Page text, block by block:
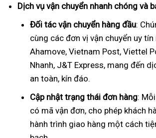
Dịch vụ vận chuyển nhanh chóng và
Đối tác vận chuyển hàng đầu:
cùng các đơn vị vận chuyển uy tín
Ahamove, Vietnam Post, Viettel
Nhanh, J&T Express, mang đến
an toàn, kín đáo.
Cập nhật trạng thái đơn hàng:
có mã vận đơn, cho phép khách
hành trình giao hàng một cách